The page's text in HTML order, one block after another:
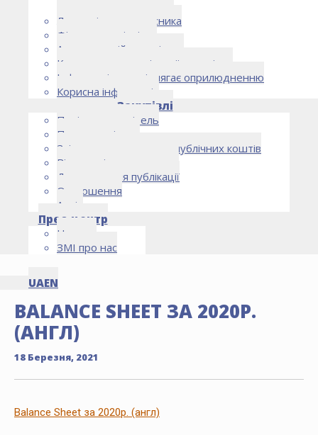
Лист очікувань власника
Фінансова звітність
Антикорупційна політика
Кодекс етики та ділової поведінки
Інформація, що підлягає оприлюдненню
Корисна інформація
Закупівлі
Політика закупівель
План закупівель
Звіт про використання публічних коштів
Відомості про договори
Договори для публікації
Оголошення
Архів
Прес-центр
Новини
ЗМІ про нас
UAEN
BALANCE SHEET ЗА 2020Р.
(АНГЛ)
18 Березня, 2021
Balance Sheet за 2020р. (англ)